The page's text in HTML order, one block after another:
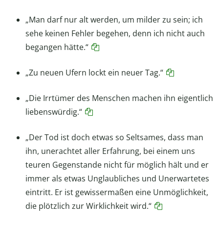
„Man darf nur alt werden, um milder zu sein; ich
sehe keinen Fehler begehen, denn ich nicht auch
begangen hätte.“
„Zu neuen Ufern lockt ein neuer Tag.“
„Die Irrtümer des Menschen machen ihn eigentlich
liebenswürdig.“
„Der Tod ist doch etwas so Seltsames, dass man
ihn, unerachtet aller Erfahrung, bei einem uns
teuren Gegenstande nicht für möglich hält und er
immer als etwas Unglaubliches und Unerwartetes
eintritt. Er ist gewissermaßen eine Unmöglichkeit,
die plötzlich zur Wirklichkeit wird.“